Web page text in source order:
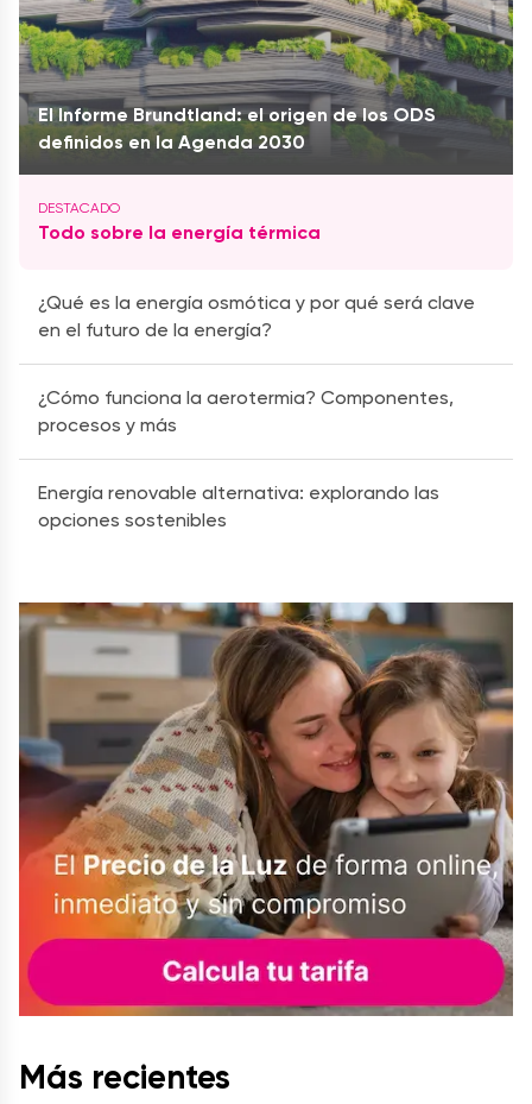
El Informe Brundtland: el origen de los ODS
definidos en la Agenda 2030
Todo sobre la energía térmica
¿Qué es la energía osmótica y por qué será clave
en el futuro de la energía?
¿Cómo funciona la aerotermia? Componentes,
procesos y más
Energía renovable alternativa: explorando las
opciones sostenibles
Más recientes